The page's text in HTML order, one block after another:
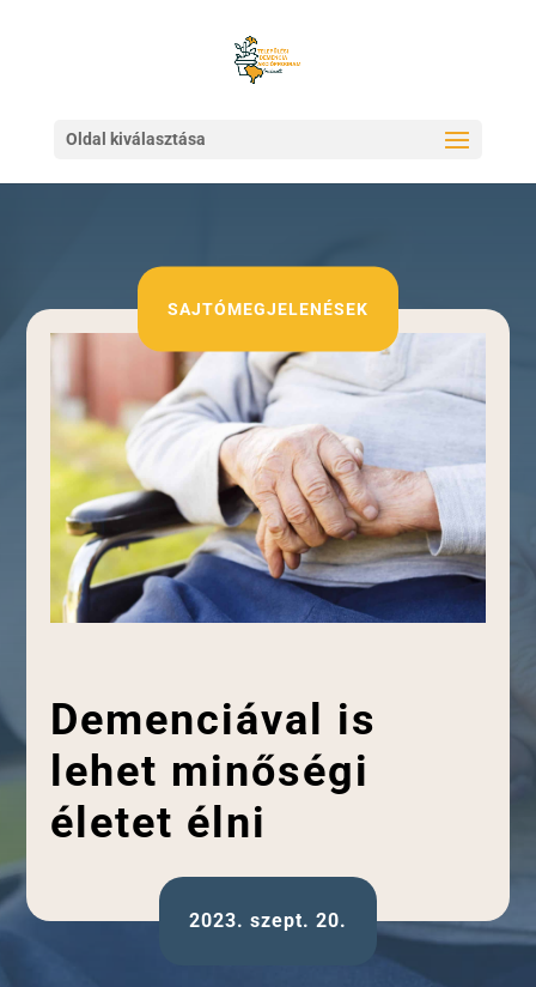
Oldal kiválasztása
SAJTÓMEGJELENÉSEK
Demenciával is
lehet minőségi
életet élni
2023. szept. 20.